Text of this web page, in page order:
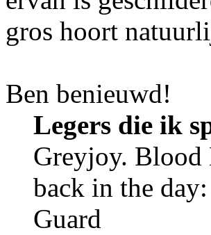
gros hoort
Ben benieuwd!
Legers die ik
Greyjoy. Blood
back in the
Guard